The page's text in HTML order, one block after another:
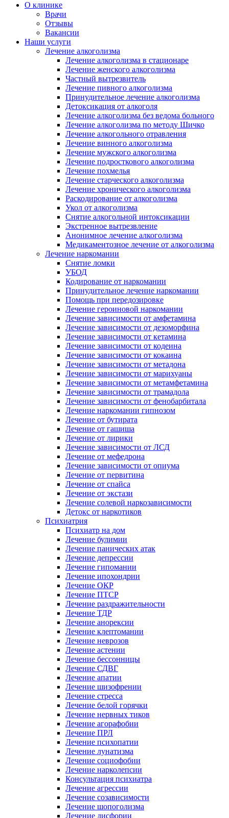
О клинике
Врачи
Отзывы
Вакансии
Наши услуги
Лечение алкоголизма
Лечение алкоголизма в стационаре
Лечение женского алкоголизма
Частный вытрезвитель
Лечение пивного алкоголизма
Принудительное лечение алкоголизма
Детоксикация от алкоголя
Лечение алкоголизма без ведома больного
Лечение алкоголизма по методу Шичко
Лечение алкогольного отравления
Лечение винного алкоголизма
Лечение мужского алкоголизма
Лечение подросткового алкоголизма
Лечение похмелья
Лечение старческого алкоголизма
Лечение хронического алкоголизма
Раскодирование от алкоголизма
Укол от алкоголизма
Снятие алкогольной интоксикации
Экстренное вытрезвление
Анонимное лечение алкоголизма
Медикаментозное лечение от алкоголизма
Лечение наркомании
Снятие ломки
УБОД
Кодирование от наркомании
Принудительное лечение наркомании
Помощь при передозировке
Лечение героиновой наркомании
Лечение зависимости от амфетамина
Лечение зависимости от дезоморфина
Лечение зависимости от кетамина
Лечение зависимости от кодеина
Лечение зависимости от кокаина
Лечение зависимости от метадона
Лечение зависимости от марихуаны
Лечение зависимости от метамфетамина
Лечение зависимости от трамадола
Лечение зависимости от фенобарбитала
Лечение наркомании гипнозом
Лечение от бутирата
Лечение от гашиша
Лечение от лирики
Лечение зависимости от ЛСД
Лечение от мефедрона
Лечение зависимости от опиума
Лечение от первитина
Лечение от спайса
Лечение от экстази
Лечение солевой наркозависимости
Детокс от наркотиков
Психиатрия
Психиатр на дом
Лечение булимии
Лечение панических атак
Лечение депрессии
Лечение гипомании
Лечение ипохондрии
Лечение ОКР
Лечение ПТСР
Лечение раздражительности
Лечение ТДР
Лечение анорексии
Лечение клептомании
Лечение неврозов
Лечение астении
Лечение бессонницы
Лечение СДВГ
Лечение апатии
Лечение шизофрении
Лечение стресса
Лечение белой горячки
Лечение нервных тиков
Лечение агорафобии
Лечение ПРЛ
Лечение психопатии
Лечение лунатизма
Лечение социофобии
Лечение нарколепсии
Консультация психиатра
Лечение агрессии
Лечение созависимости
Лечение шопоголизма
Лечение дисфории